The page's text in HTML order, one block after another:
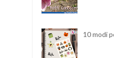
10 modi